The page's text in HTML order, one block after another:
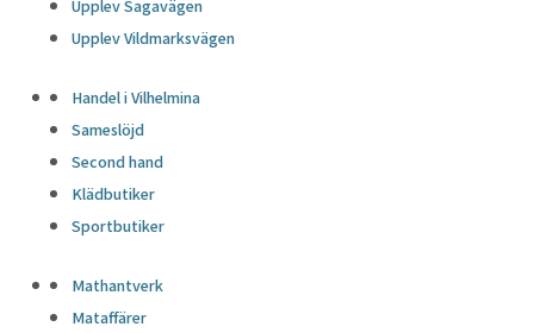
Upplev Sagavägen
Upplev Vildmarksvägen
Handel i Vilhelmina
Sameslöjd
Second hand
Klädbutiker
Sportbutiker
Mathantverk
Mataffärer